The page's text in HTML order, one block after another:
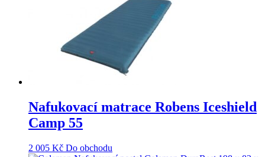
Nafukovací matrace Robens Iceshield
Camp 55
2 005 Kč Do obchodu